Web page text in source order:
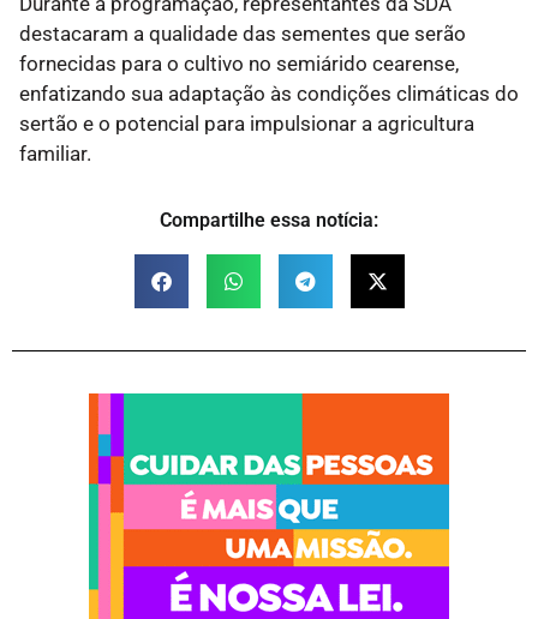
destacaram a qualidade das sementes que serão
fornecidas para o cultivo no semiárido cearense,
enfatizando sua adaptação às condições climáticas do
sertão e o potencial para impulsionar a agricultura
familiar.
Compartilhe essa notícia: